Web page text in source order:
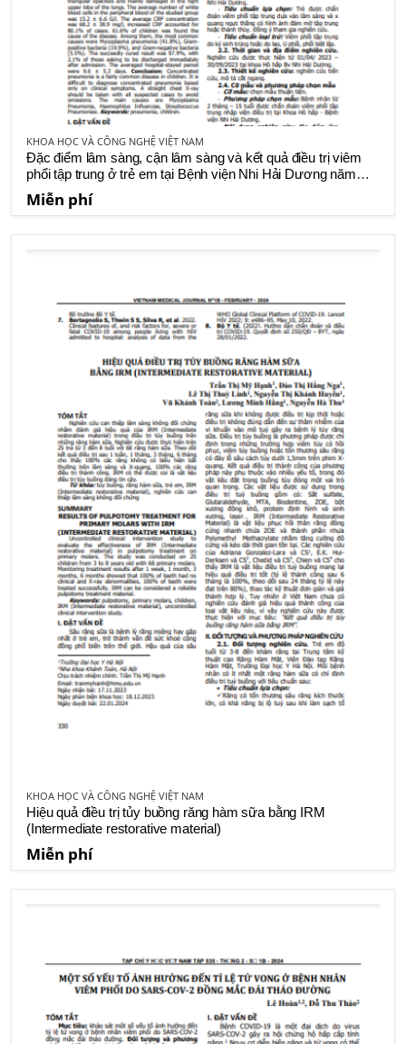
KHOA HỌC VÀ CÔNG NGHỆ VIỆT NAM
Đặc điểm lâm sàng, cận lâm sàng và kết quả điều trị viêm
phổi tập trung ở trẻ em tại Bệnh viện Nhi Hải Dương năm
2023
Miễn phí
KHOA HỌC VÀ CÔNG NGHỆ VIỆT NAM
Hiệu quả điều trị tủy buồng răng hàm sữa bằng IRM
(Intermediate restorative material)
Miễn phí